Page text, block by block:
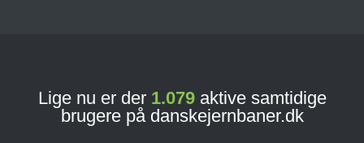
Lige nu er der 1.079aktive samtidige
brugere på danskejernbaner.dk